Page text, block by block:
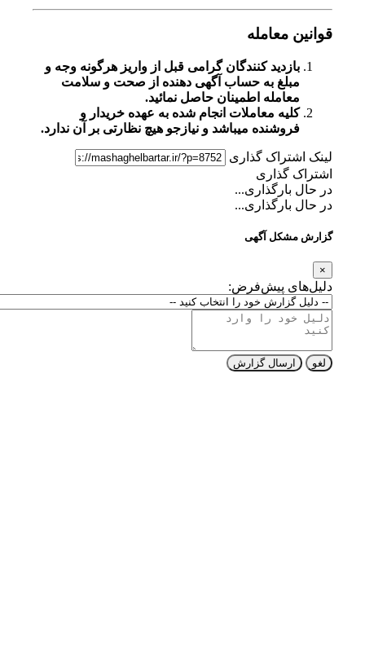
قوانین معامله
بازدید کنندگان گرامی قبل از واریز هرگونه وجه و
مبلغ به حساب آگهی دهنده از صحت و سلامت
معامله اطمینان حاصل نمائید.
کلیه معاملات انجام شده به عهده خریدار و
فروشنده میباشد و نیازجو هیچ نظارتی بر آن ندارد.
لینک اشتراک گذاری
اشتراک گذاری
در حال بارگذاری...
در حال بارگذاری...
گزارش مشکل آگهی
دلیل‌های پیش‌فرض:
ارسال گزارش